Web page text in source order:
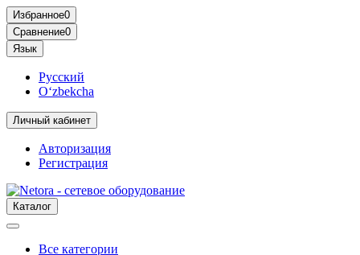
Избранное0
Сравнение0
Язык
Русский
O‘zbekcha
Личный кабинет
Авторизация
Регистрация
Каталог
Все категории